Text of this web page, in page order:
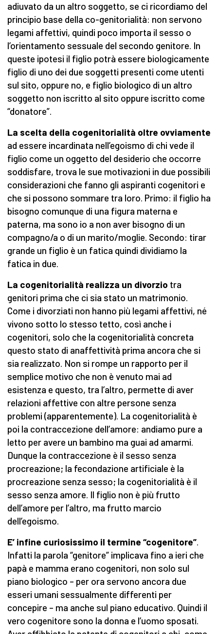
adiuvato da un altro soggetto, se ci ricordiamo del
principio base della co-genitorialità: non servono
legami affettivi, quindi poco importa il sesso o
l’orientamento sessuale del secondo genitore. In
queste ipotesi il figlio potrà essere biologicamente
figlio di uno dei due soggetti presenti come utenti
sul sito, oppure no, e figlio biologico di un altro
soggetto non iscritto al sito oppure iscritto come
“donatore”.
La scelta della cogenitorialità oltre ovviamente
ad essere incardinata nell’egoismo di chi vede il
figlio come un oggetto del desiderio che occorre
soddisfare, trova le sue motivazioni in due possibili
considerazioni che fanno gli aspiranti cogenitori e
che si possono sommare tra loro. Primo: il figlio ha
bisogno comunque di una figura materna e
paterna, ma sono io a non aver bisogno di un
compagno/a o di un marito/moglie. Secondo: tirar
grande un figlio è un fatica quindi dividiamo la
fatica in due.
La cogenitorialità realizza un divorzio tra
genitori prima che ci sia stato un matrimonio.
Come i divorziati non hanno più legami affettivi, né
vivono sotto lo stesso tetto, così anche i
cogenitori, solo che la cogenitorialità concreta
questo stato di anaffettività prima ancora che si
sia realizzato. Non si rompe un rapporto per il
semplice motivo che non è venuto mai ad
esistenza e questo, tra l’altro, permette di aver
relazioni affettive con altre persone senza
problemi (apparentemente). La cogenitorialità è
poi la contraccezione dell’amore: andiamo pure a
letto per avere un bambino ma guai ad amarmi.
Dunque la contraccezione è il sesso senza
procreazione; la fecondazione artificiale è la
procreazione senza sesso; la cogenitorialità è il
sesso senza amore. Il figlio non è più frutto
dell’amore per l’altro, ma frutto marcio
dell’egoismo.
E’ infine curiosissimo il termine “cogenitore”.
Infatti la parola “genitore” implicava fino a ieri che
papà e mamma erano cogenitori, non solo sul
piano biologico – per ora servono ancora due
esseri umani sessualmente differenti per
concepire – ma anche sul piano educativo. Quindi il
vero cogenitore sono la donna e l’uomo sposati.